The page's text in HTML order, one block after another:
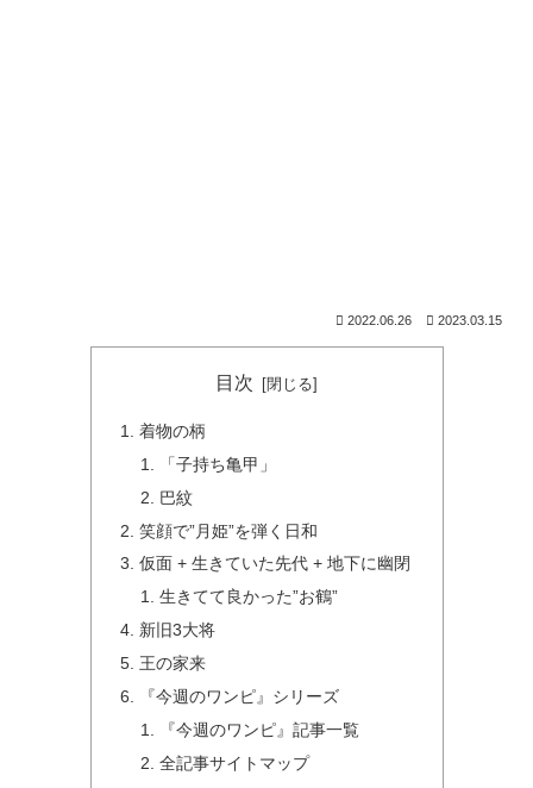
2022.06.26 2023.03.15
目次
着物の柄
「子持ち亀甲」
巴紋
笑顔で”月姫”を弾く日和
仮面 + 生きていた先代 + 地下に幽閉
生きてて良かった”お鶴”
新旧3大将
王の家来
『今週のワンピ』シリーズ
『今週のワンピ』記事一覧
全記事サイトマップ